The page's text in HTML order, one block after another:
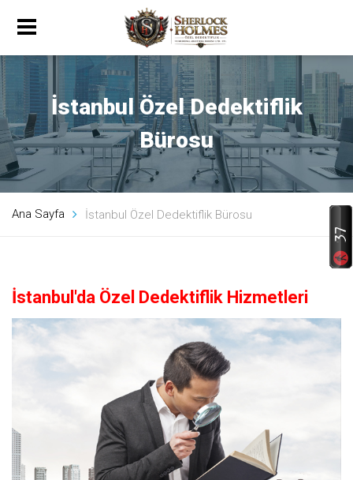
İstanbul Özel Dedektiflik
Bürosu
Ana Sayfa İstanbul Özel Dedektiflik Bürosu
İstanbul'da Özel Dedektiflik Hizmetleri